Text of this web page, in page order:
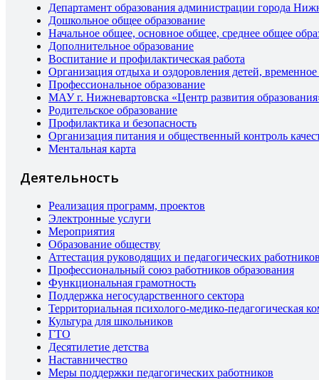
Департамент образования администрации города
Дошкольное общее образование
Начальное общее, основное общее, среднее общее
Дополнительное образование
Воспитание и профилактическая работа
Организация отдыха и оздоровления детей,
Профессиональное образование
МАУ г. Нижневартовска «Центр развития
Родительское образование
Профилактика и безопасность
Организация питания и общественный контроль
Ментальная карта
Деятельность
Реализация программ, проектов
Электронные услуги
Мероприятия
Образование обществу
Аттестация руководящих и педагогических работников
Профессиональный союз работников образования
Функциональная грамотность
Поддержка негосударственного сектора
Территориальная психолого-медико-педагогическая
Культура для школьников
ГТО
Десятилетие детства
Наставничество
Меры поддержки педагогических работников